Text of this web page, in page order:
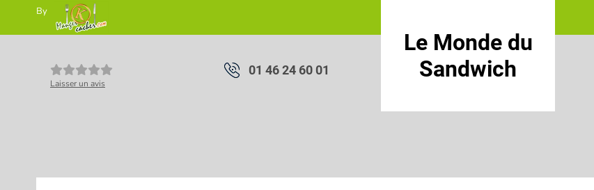
By
Le Monde du
Sandwich
01 46 24 60 01
Laisser un avis